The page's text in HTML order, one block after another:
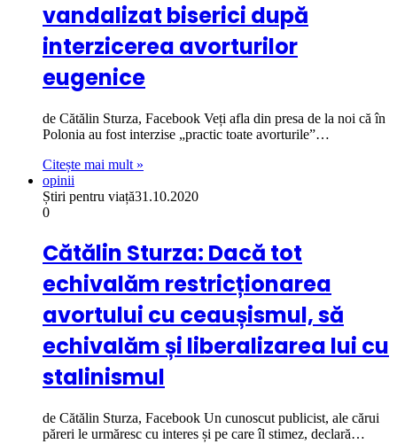
vandalizat biserici după
interzicerea avorturilor
eugenice
de Cătălin Sturza, Facebook Veți afla din presa de la noi că în
Polonia au fost interzise „practic toate avorturile”…
Citește mai mult »
opinii
Știri pentru viață31.10.2020
0
Cătălin Sturza: Dacă tot
echivalăm restricționarea
avortului cu ceaușismul, să
echivalăm și liberalizarea lui cu
stalinismul
de Cătălin Sturza, Facebook Un cunoscut publicist, ale cărui
păreri le urmăresc cu interes și pe care îl stimez, declară…